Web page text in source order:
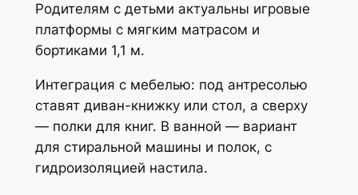
Родителям с детьми актуальны игровые
платформы с мягким матрасом и
бортиками 1,1 м.
Интеграция с мебелью: под антресолью
ставят диван-книжку или стол, а сверху
— полки для книг. В ванной — вариант
для стиральной машины и полок, с
гидроизоляцией настила.